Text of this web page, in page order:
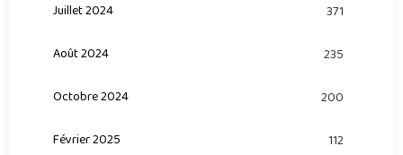
Juillet 2024 371
Août 2024 235
Octobre 2024 200
Février 2025 112